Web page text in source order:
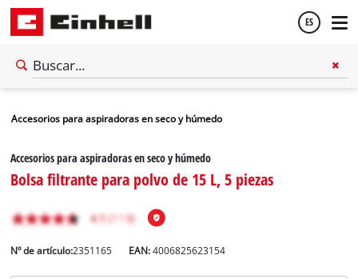
ES
Accesorios para aspiradoras en seco y húmedo
Accesorios para aspiradoras en seco y húmedo
Bolsa filtrante para polvo de 15 L, 5 piezas
Nº de artículo:2351165 EAN:4006825623154